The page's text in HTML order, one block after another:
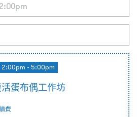
2:00pm - 5:00pm
蛋布偶工作坊
費